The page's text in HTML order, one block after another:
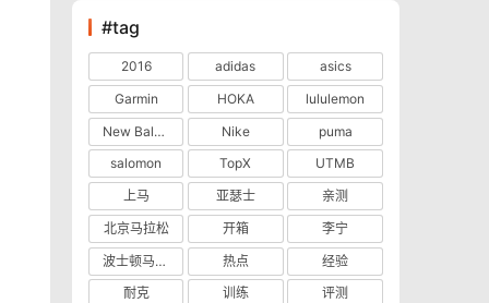
#tag
2016 adidas
asics
Garmin
HOKA
lululemon
New Balance
Nike
puma
salomon
TopX
UTMB
上马
亚瑟士
亲测
北京马拉松
开箱
李宁
波士顿马拉松
热点
经验
耐克
训练
评测